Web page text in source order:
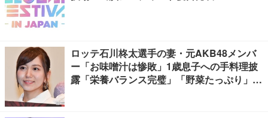
ロッテ石川柊太選手の妻・元AKB48メンバ
ー「お味噌汁は惨敗」1歳息子への手料理披
露「栄養バランス完璧」「野菜たっぷり」の